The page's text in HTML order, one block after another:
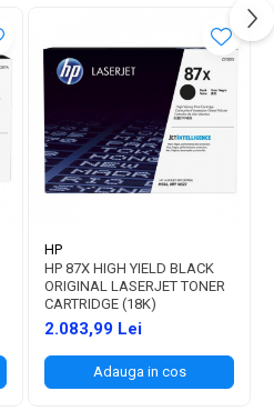
HP
HP 87X HIGH YIELD BLACK
ORIGINAL LASERJET TONER
CARTRIDGE (18K)
2.083,99 Lei
Adauga in cos